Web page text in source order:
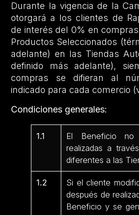
Durante la vigencia de la
otorgará a los clientes de
de interés del 0% en
Productos Seleccionados
adelante) en las Tiendas
definido más adelante),
compras se difieran al
indicado para cada comercio
Condiciones generales:
1.1
El Beneficio no
realizadas a
diferentes a las
1.2
Si el cliente
después de
Beneficio y se